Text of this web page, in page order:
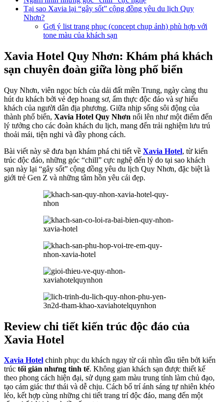
Tại sao Xavia lại “gây sốt” cộng đồng yêu du lịch Quy
Nhơn?
Gợi ý list trang phục (concept chụp ảnh) phù hợp với
tone màu của khách sạn
Xavia Hotel Quy Nhơn: Khám phá khách
sạn chuyên đoàn giữa lòng phố biển
Quy Nhơn, viên ngọc bích của dải đất miền Trung, ngày càng thu
hút du khách bởi vẻ đẹp hoang sơ, ẩm thực độc đáo và sự hiếu
khách của người dân địa phương. Giữa nhịp sống sôi động của
thành phố biển, Xavia Hotel Quy Nhơn nổi lên như một điểm đến
lý tưởng cho các đoàn khách du lịch, mang đến trải nghiệm lưu trú
thoải mái, tiện nghi và đầy phong cách.
Bài viết này sẽ đưa bạn khám phá chi tiết về Xavia Hotel, từ kiến
trúc độc đáo, những góc “chill” cực nghệ đến lý do tại sao khách
sạn này lại “gây sốt” cộng đồng yêu du lịch Quy Nhơn, đặc biệt là
giới trẻ Gen Z và những tâm hồn yêu cái đẹp.
Review chi tiết kiến trúc độc đáo của
Xavia Hotel
Xavia Hotel chinh phục du khách ngay từ cái nhìn đầu tiên bởi kiến
trúc tối giản nhưng tinh tế. Không gian khách sạn được thiết kế
theo phong cách hiện đại, sử dụng gam màu trung tính làm chủ đạo,
tạo cảm giác thư thái và dễ chịu. Cách bố trí ánh sáng tự nhiên khéo
léo, kết hợp cùng những chi tiết trang trí độc đáo, mang đến một